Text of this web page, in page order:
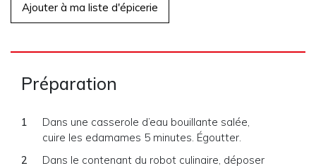
Ajouter à ma liste d'épicerie
Préparation
Dans une casserole d’eau bouillante salée,
cuire les edamames 5 minutes. Égoutter.
Dans le contenant du robot culinaire, déposer